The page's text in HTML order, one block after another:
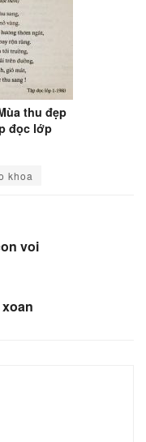
thu đẹp
đọc lớp
khoa
voi